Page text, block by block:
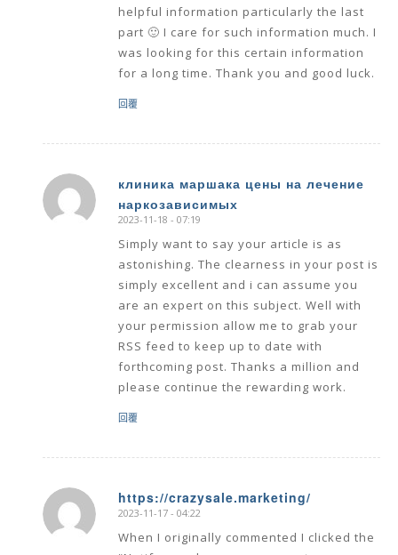
helpful information particularly the last
part 🙂 I care for such information much. I
was looking for this certain information
for a long time. Thank you and good luck.
回覆
клиника маршака цены на лечение
наркозависимых
says:
2023-11-18 - 07:19
Simply want to say your article is as
astonishing. The clearness in your post is
simply excellent and i can assume you
are an expert on this subject. Well with
your permission allow me to grab your
RSS feed to keep up to date with
forthcoming post. Thanks a million and
please continue the rewarding work.
回覆
https://crazysale.marketing/
says:
2023-11-17 - 04:22
When I originally commented I clicked the